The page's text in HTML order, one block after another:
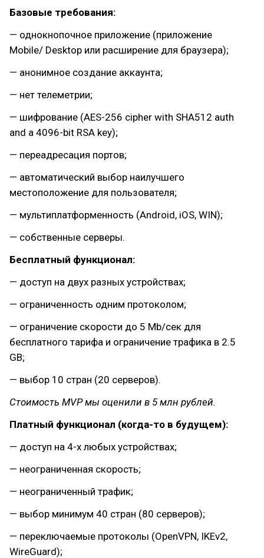
Базовые требования:
— однокнопочное приложение (приложение
Mobile/ Desktop или расширение для браузера);
— анонимное создание аккаунта;
— нет телеметрии;
— шифрование (AES-256 cipher with SHA512 auth
and a 4096-bit RSA key);
— переадресация портов;
— автоматический выбор наилучшего
местоположение для пользователя;
— мультиплатформенность (Android, iOS, WIN);
— собственные серверы.
Бесплатный функционал:
— доступ на двух разных устройствах;
— ограниченность одним протоколом;
— ограничение скорости до 5 Mb/сек для
бесплатного тарифа и ограничение трафика в 2.5
GB;
— выбор 10 стран (20 серверов).
Стоимость MVP мы оценили в 5 млн рублей.
Платный функционал (когда-то в будущем):
— доступ на 4-х любых устройствах;
— неограниченная скорость;
— неограниченный трафик;
— выбор минимум 40 стран (80 серверов);
— переключаемые протоколы (OpenVPN, IKEv2,
WireGuard);